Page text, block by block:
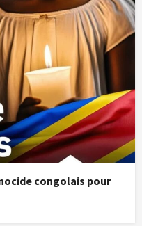
congolais pour